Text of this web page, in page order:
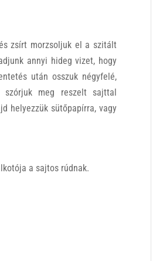
zsírt morzsoljuk el a szitált
annyi hideg vizet, hogy
után osszuk négyfelé,
meg reszelt sajttal
helyezzük sütőpapírra, vagy
a sajtos rúdnak.